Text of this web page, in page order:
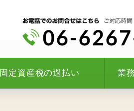
固定資産税の過払い 業